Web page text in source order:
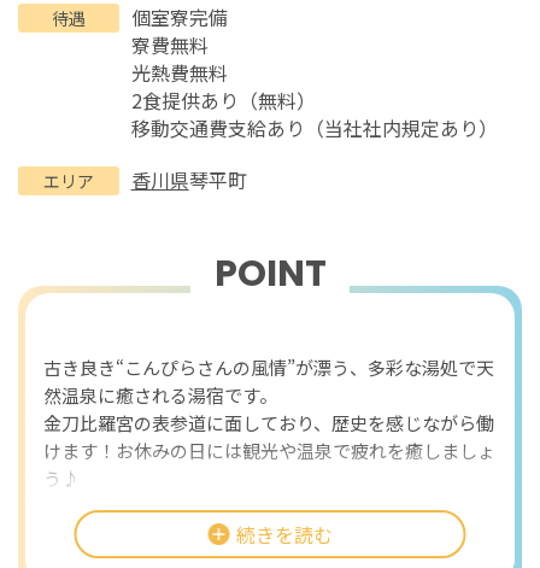
待遇
個室寮完備
寮費無料
光熱費無料
2食提供あり（無料）
移動交通費支給あり（当社社内規定あり）
エリア 香川県琴平町
POINT
古き良き“こんぴらさんの風情”が漂う、多彩な湯処で天
然温泉に癒される湯宿です。
金刀比羅宮の表参道に面しており、歴史を感じながら働
けます！お休みの日には観光や温泉で疲れを癒しましょ
う♪
古き良き歴史ある旅館と令和の趣が融合した温泉宿でス
キルアップしませんか？続きを読む